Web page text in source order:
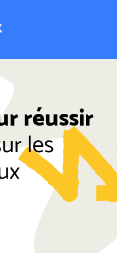
réussir
les